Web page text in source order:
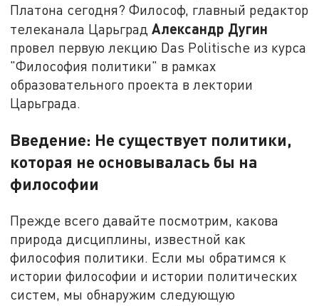
Платона сегодня? Философ, главный редактор
телеканала ЦарьградАлександр Дугин
провел первую лекцию Das Politische из курса
"Философия политики" в рамках
образовательного проекта в лектории
Царьграда.
Введение: Не существует политики,
которая не основывалась бы на
философии
Прежде всего давайте посмотрим, какова
природа дисциплины, известной как
философия политики. Если мы обратимся к
истории философии и истории политических
систем, мы обнаружим следующую